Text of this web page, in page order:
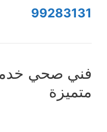
99283131
فني صحي
متميزة